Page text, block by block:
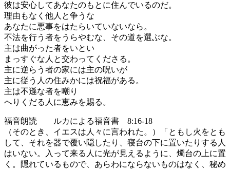
彼は安心してあなたのもとに住んでいるのだ。
理由もなく他人と争うな
あなたに悪事をはたらいていないなら。
不法を行う者をうらやむな、その道を選ぶな。
主は曲がった者をいとい
まっすぐな人と交わってくださる。
主に逆らう者の家には主の呪いが
主に従う人の住みかには祝福がある。
主は不遜な者を嘲り
へりくだる人に恵みを賜る。
福音朗読 ルカによる福音書 8:16-18
（そのとき、イエスは人々に言われた。）「ともし火をとも
して、それを器で覆い隠したり、寝台の下に置いたりする人
はいない。入って来る人に光が見えるように、燭台の上に置
く。隠れているもので、あらわにならないものはなく、秘め